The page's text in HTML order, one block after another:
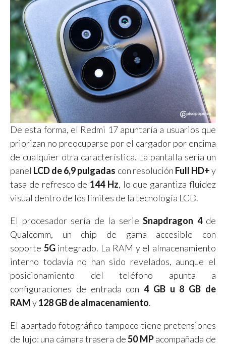
De esta forma, el Redmi 17 apuntaría a usuarios que
priorizan no preocuparse por el cargador por encima
de cualquier otra característica. La pantalla sería un
panel LCD de 6,9 pulgadas con resolución Full HD+y
tasa de refresco de 144 Hz, lo que garantiza fluidez
visual dentro de los límites de la tecnología LCD.
El procesador sería de la serie Snapdragon 4de
Qualcomm, un chip de gama accesible con
soporte 5Gintegrado. La RAM y el almacenamiento
interno todavía no han sido revelados, aunque el
posicionamiento del teléfono apunta a
configuraciones de entrada con4 GB u 8 GB de
RAMy128 GB de almacenamiento.
El apartado fotográfico tampoco tiene pretensiones
de lujo: una cámara trasera de50 MPacompañada de